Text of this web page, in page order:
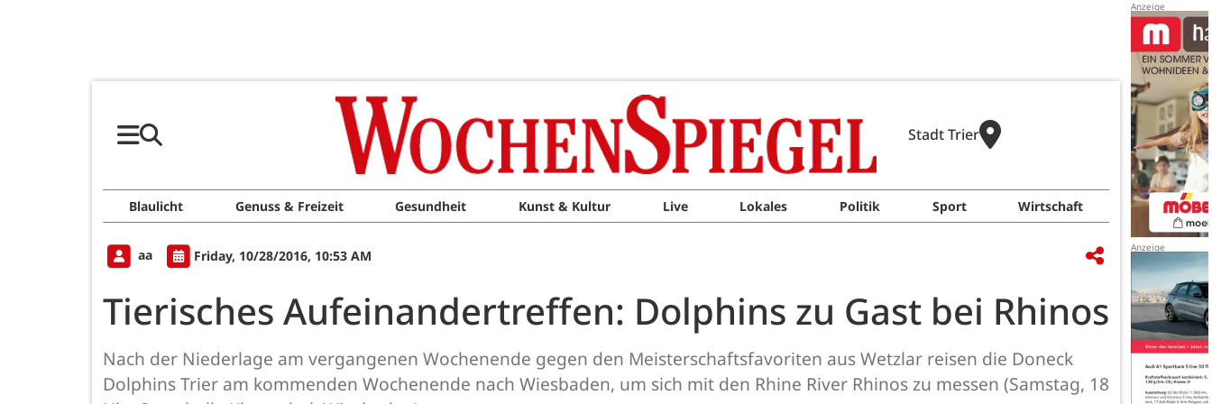
Stadt Trier
Blaulicht Genuss & Freizeit Gesundheit Kunst & Kultur Live Lokales Politik Sport Wirtschaft
aa Friday, 10/28/2016, 10:53 AM
Tierisches Aufeinandertreffen: Dolphins zu Gast bei Rhinos
Nach der Niederlage am vergangenen Wochenende gegen den Meisterschaftsfavoriten aus Wetzlar reisen die Doneck
Dolphins Trier am kommenden Wochenende nach Wiesbaden, um sich mit den Rhine River Rhinos zu messen (Samstag, 18